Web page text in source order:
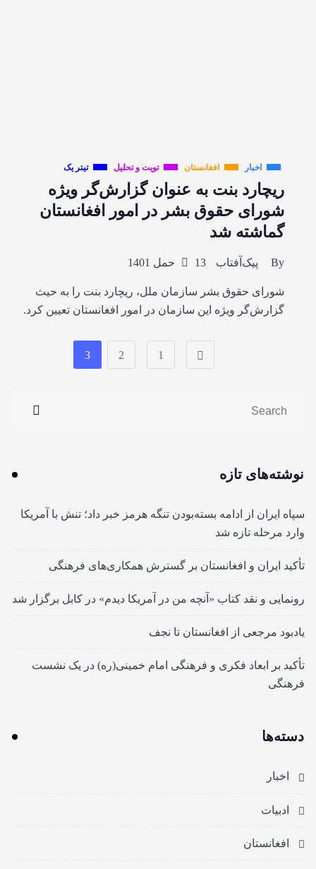
اخبار افغانستان تویت و تحلیل تیتر یک
ریچارد بنت به عنوان گزارش‌گر ویژه
شورای حقوق بشر در امور افغانستان
گماشته شد
By پیک‌آفتاب 13 حمل 1401
شورای حقوق بشر سازمان ملل، ریچارد بنت را به حیث
گزارش‌گر ویژه این سازمان در امور افغانستان تعیین کرد.
2
3
نوشته‌های تازه
سپاه ایران از ادامه بسته‌بودن تنگه هرمز خبر داد؛ تنش با آمریکا
وارد مرحله تازه شد
تأکید ایران و افغانستان بر گسترش همکاری‌های فرهنگی
رونمایی و نقد کتاب «آنچه من در آمریکا دیدم» در کابل برگزار شد
یادبود مرجعی از افغانستان تا نجف
تأکید بر ابعاد فکری و فرهنگی امام خمینی(ره) در یک نشست
فرهنگی
دسته‌ها
اخبار
ادبیات
افغانستان